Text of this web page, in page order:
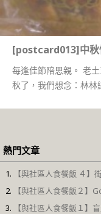
[postcard013]中秋
每逢佳節陪思親。 老
秋了，我們想念：林
熱門文章
【與社區人食餐飯 ４
【與社區人食餐飯２】
【與社區人食餐飯１】